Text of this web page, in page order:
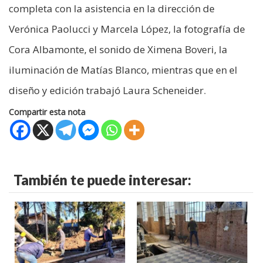
completa con la asistencia en la dirección de
Verónica Paolucci y Marcela López, la fotografía de
Cora Albamonte, el sonido de Ximena Boveri, la
iluminación de Matías Blanco, mientras que en el
diseño y edición trabajó Laura Scheneider.
Compartir esta nota
También te puede interesar: